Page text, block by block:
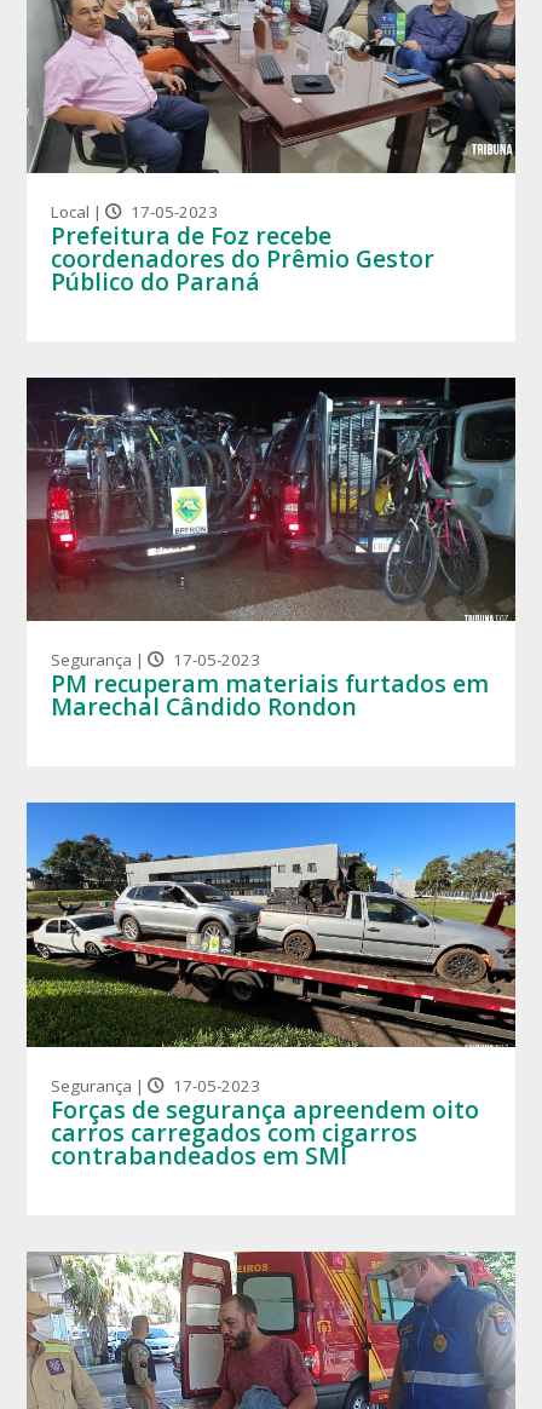
Local | 17-05-2023
Prefeitura de Foz recebe
coordenadores do Prêmio Gestor
Público do Paraná
Segurança | 17-05-2023
PM recuperam materiais furtados em
Marechal Cândido Rondon
Segurança | 17-05-2023
Forças de segurança apreendem oito
carros carregados com cigarros
contrabandeados em SMI